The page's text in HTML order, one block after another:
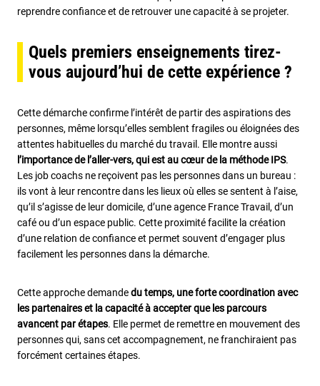
reprendre confiance et de retrouver une capacité à se projeter.
Quels premiers enseignements tirez-
vous aujourd’hui de cette expérience ?
Cette démarche confirme l’intérêt de partir des aspirations des
personnes, même lorsqu’elles semblent fragiles ou éloignées des
attentes habituelles du marché du travail. Elle montre aussi
l’importance de l’aller-vers, qui est au cœur de la méthode IPS.
Les job coachs ne reçoivent pas les personnes dans un bureau :
ils vont à leur rencontre dans les lieux où elles se sentent à l’aise,
qu’il s’agisse de leur domicile, d’une agence France Travail, d’un
café ou d’un espace public. Cette proximité facilite la création
d’une relation de confiance et permet souvent d’engager plus
facilement les personnes dans la démarche.
Cette approche demandedu temps, une forte coordination avec
les partenaires et la capacité à accepter que les parcours
avancent par étapes. Elle permet de remettre en mouvement des
personnes qui, sans cet accompagnement, ne franchiraient pas
forcément certaines étapes.